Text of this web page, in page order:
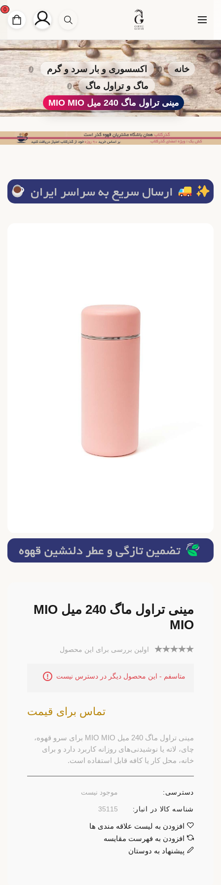
خانه
اکسسوری و بار سرد و گرم
ماگ و تراول ماگ
مینی تراول ماگ 240 میل MIO MIO
مینی تراول ماگ 240 میل MIO
MIO
اولین بررسی برای این محصول
متاسفم - این محصول دیگر در دسترس نیست
تماس برای قیمت
مینی تراول ماگ 240 میل MIO MIO برای سرو قهوه،
چای، لاته یا نوشیدنی‌های روزانه کاربرد دارد و برای
خانه، محل کار یا کافه قابل استفاده است.
دسترسی: موجود نیست
شناسه کالا در انبار: 35115
افزودن به لیست علاقه مندی ها
افزودن به فهرست مقایسه
پیشنهاد به دوستان